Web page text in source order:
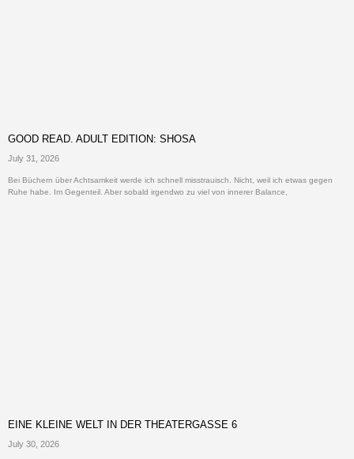
GOOD READ. ADULT EDITION: SHOSA
July 31, 2026
Bei Büchern über Achtsamkeit werde ich schnell misstrauisch. Nicht, weil ich etwas gegen
Ruhe habe. Im Gegenteil. Aber sobald irgendwo zu viel von innerer Balance,
EINE KLEINE WELT IN DER THEATERGASSE 6
July 30, 2026